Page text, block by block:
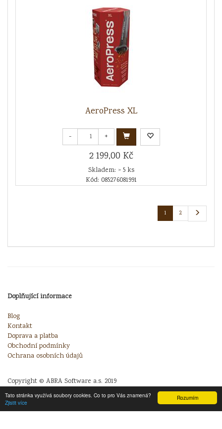
Rozumím
Tato stránka využívá soubory cookies. Co to pro Vás znamená?
Zjistit více
AeroPress XL
- +
2 199,00 Kč
Skladem: > 5 ks
Kód: 085276081991
1 2
Doplňující informace
Blog
Kontakt
Doprava a platba
Obchodní podmínky
Ochrana osobních údajů
Copyright © ABRA Software a.s. 2019